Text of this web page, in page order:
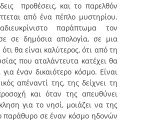
προθέσεις, και το παρελθόν
από ένα πέπλο μυστηρίου.
παράπτωμα τον
σε δημόσια απολογία, σε μια
θα είναι καλύτερος, ότι από τη
που αταλάντευτα κατέχει θα
για έναν δικαιότερο κόσμο. Είναι
απέναντί της, της δείχνει τη
και όταν της απευθύνει
για το νησί, μοιάζει να της
παράθυρο σε έναν κόσμο ηδονών